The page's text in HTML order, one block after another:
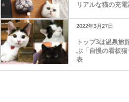
リアルな猫の充
2022年3月27日
トップ3は温泉旅
ぶ「自慢の看板
表